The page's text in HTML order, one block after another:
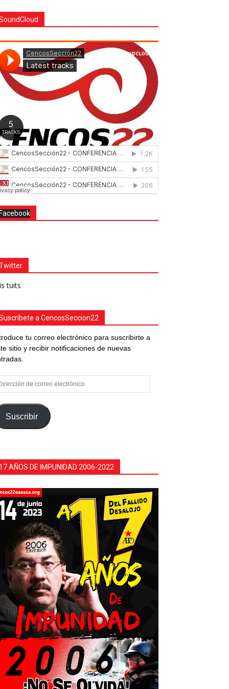
Facebook
tuits
a CencosSeccion22
tu correo electrónico para suscribirte a
sitio y recibir notificaciones de nuevas
Suscribir
17 AÑOS DE IMPUNIDAD 2006-2022